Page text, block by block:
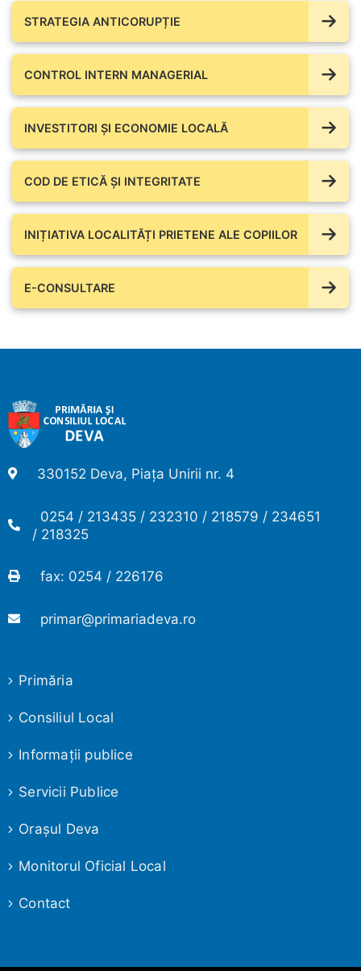
STRATEGIA ANTICORUPȚIE
CONTROL INTERN MANAGERIAL
INVESTITORI ȘI ECONOMIE LOCALĂ
COD DE ETICĂ ȘI INTEGRITATE
INIȚIATIVA LOCALITĂȚI PRIETENE ALE COPIILOR
E-CONSULTARE
330152 Deva, Piața Unirii nr. 4
0254 / 213435 / 232310 / 218579 / 234651
/ 218325
fax: 0254 / 226176
primar@primariadeva.ro
Primăria
Consiliul Local
Informaţii publice
Servicii Publice
Oraşul Deva
Monitorul Oficial Local
Contact